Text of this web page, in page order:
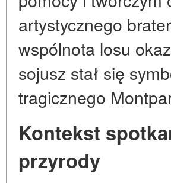
artystycznego
wspólnota losu
sojusz stał się
tragicznego
Kontekst
przyrody